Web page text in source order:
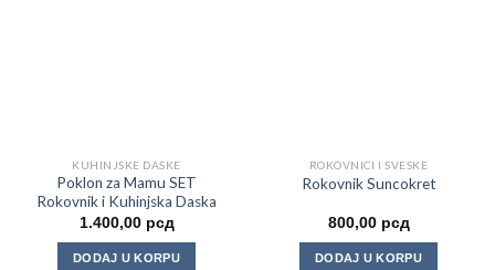
KUHINJSKE DASKE
Poklon za Mamu SET
Rokovnik i Kuhinjska Daska
1.400,00 рсд
DODAJ U KORPU
ROKOVNICI I SVESKE
Rokovnik Suncokret
800,00 рсд
DODAJ U KORPU